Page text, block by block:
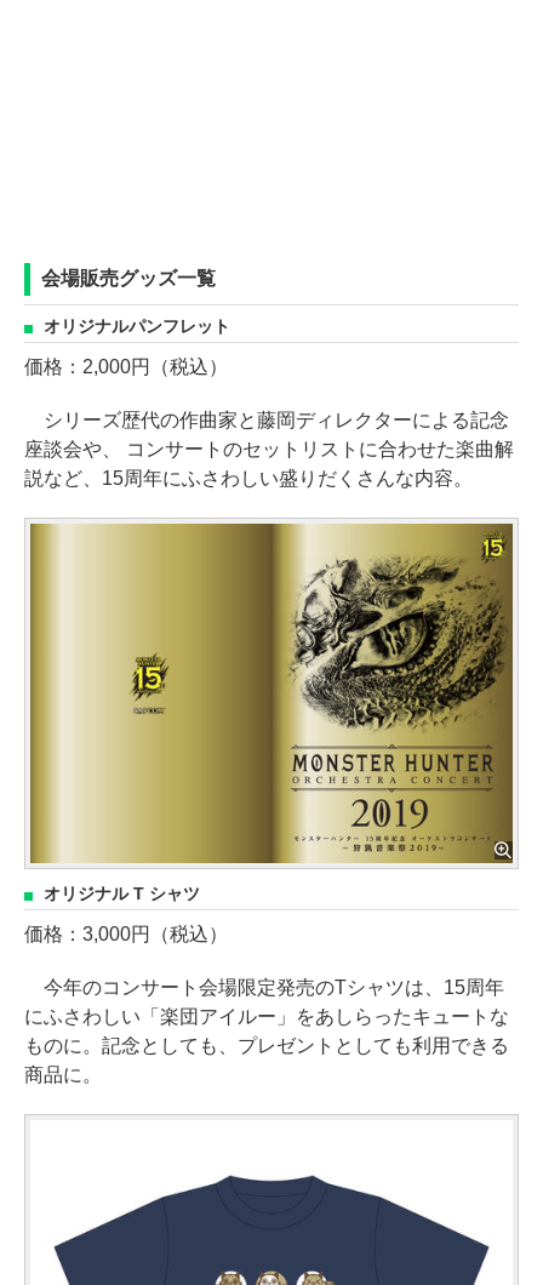
会場販売グッズ一覧
オリジナルパンフレット
価格：2,000円（税込）
シリーズ歴代の作曲家と藤岡ディレクターによる記念
座談会や、 コンサートのセットリストに合わせた楽曲解
説など、15周年にふさわしい盛りだくさんな内容。
オリジナル T シャツ
価格：3,000円（税込）
今年のコンサート会場限定発売のTシャツは、15周年
にふさわしい「楽団アイルー」をあしらったキュートな
ものに。記念としても、プレゼントとしても利用できる
商品に。